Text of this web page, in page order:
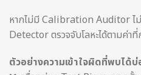
หากไม่มี Calibration Auditor ไ
Detector ตรวจจับโลหะได้ตามค่า
ตัวอย่างความเข้าใจผิดที่พบได้บ่